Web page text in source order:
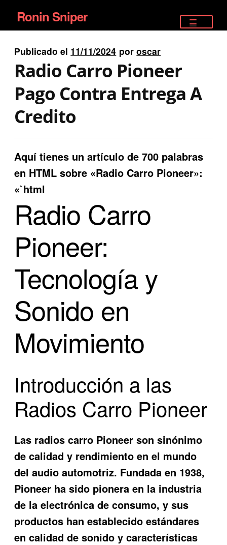
Ir
a
la
navegación
Ir
al
contenido
Ronin Sniper
EQUIPAMIENTO ÉLITE
RIFLES DEPORTIVOS
Publicado el 11/11/2024 poroscar
Radio Carro Pioneer
Pago Contra Entrega A
Credito
Aquí tienes un artículo de 700 palabras
en HTML sobre «Radio Carro Pioneer»:
«`html
Radio Carro
Pioneer:
Tecnología y
Sonido en
Movimiento
Introducción a las
Radios Carro Pioneer
Las radios carro Pioneer son sinónimo
de calidad y rendimiento en el mundo
del audio automotriz. Fundada en 1938,
Pioneer ha sido pionera en la industria
de la electrónica de consumo, y sus
productos han establecido estándares
en calidad de sonido y características